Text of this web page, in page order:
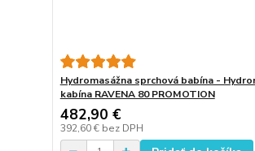
Hydromasážna sprchová babína -
kabína RAVENA 80 PROMOTION
482,90 €
392,60 € bez DPH